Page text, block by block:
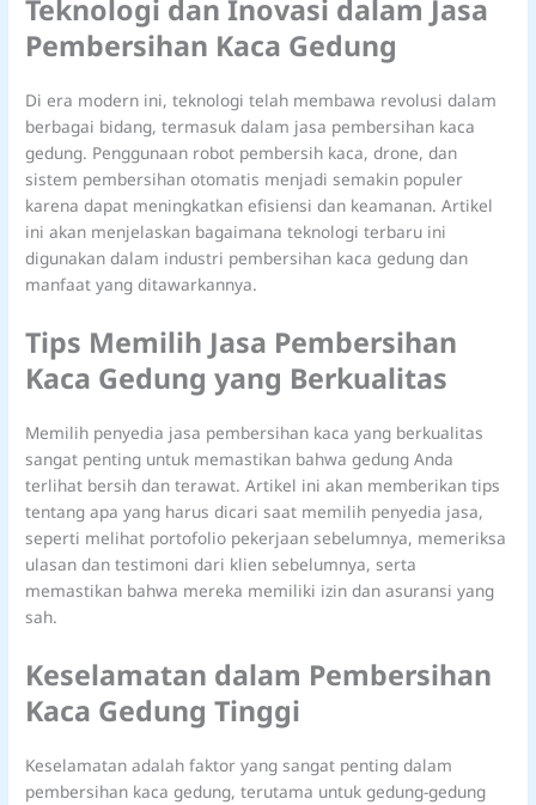
Teknologi dan Inovasi dalam Jasa
Pembersihan Kaca Gedung
Di era modern ini, teknologi telah membawa revolusi dalam
berbagai bidang, termasuk dalam jasa pembersihan kaca
gedung. Penggunaan robot pembersih kaca, drone, dan
sistem pembersihan otomatis menjadi semakin populer
karena dapat meningkatkan efisiensi dan keamanan. Artikel
ini akan menjelaskan bagaimana teknologi terbaru ini
digunakan dalam industri pembersihan kaca gedung dan
manfaat yang ditawarkannya.
Tips Memilih Jasa Pembersihan
Kaca Gedung yang Berkualitas
Memilih penyedia jasa pembersihan kaca yang berkualitas
sangat penting untuk memastikan bahwa gedung Anda
terlihat bersih dan terawat. Artikel ini akan memberikan tips
tentang apa yang harus dicari saat memilih penyedia jasa,
seperti melihat portofolio pekerjaan sebelumnya, memeriksa
ulasan dan testimoni dari klien sebelumnya, serta
memastikan bahwa mereka memiliki izin dan asuransi yang
sah.
Keselamatan dalam Pembersihan
Kaca Gedung Tinggi
Keselamatan adalah faktor yang sangat penting dalam
pembersihan kaca gedung, terutama untuk gedung-gedung